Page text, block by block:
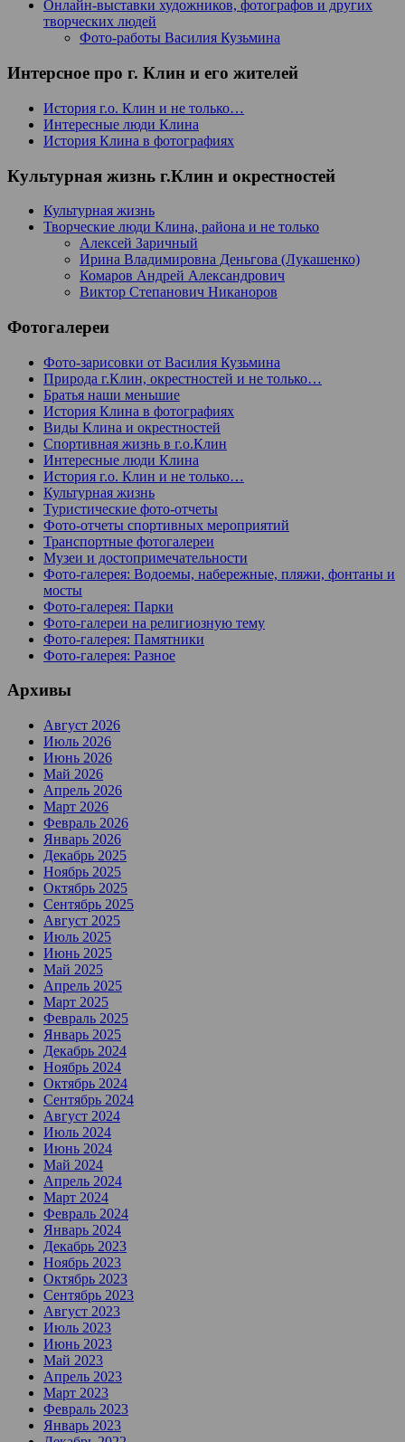
Онлайн-выставки художников, фотографов и других
творческих людей
Фото-работы Василия Кузьмина
Интерсное про г. Клин и его жителей
История г.о. Клин и не только…
Интересные люди Клина
История Клина в фотографиях
Культурная жизнь г.Клин и окрестностей
Культурная жизнь
Творческие люди Клина, района и не только
Алексей Заричный
Ирина Владимировна Деньгова (Лукашенко)
Комаров Андрей Александрович
Виктор Степанович Никаноров
Фотогалереи
Фото-зарисовки от Василия Кузьмина
Природа г.Клин, окрестностей и не только…
Братья наши меньшие
История Клина в фотографиях
Виды Клина и окрестностей
Спортивная жизнь в г.о.Клин
Интересные люди Клина
История г.о. Клин и не только…
Культурная жизнь
Туристические фото-отчеты
Фото-отчеты спортивных мероприятий
Транспортные фотогалереи
Музеи и достопримечательности
Фото-галерея: Водоемы, набережные, пляжи, фонтаны и
мосты
Фото-галерея: Парки
Фото-галереи на религиозную тему
Фото-галерея: Памятники
Фото-галерея: Разное
Архивы
Август 2026
Июль 2026
Июнь 2026
Май 2026
Апрель 2026
Март 2026
Февраль 2026
Январь 2026
Декабрь 2025
Ноябрь 2025
Октябрь 2025
Сентябрь 2025
Август 2025
Июль 2025
Июнь 2025
Май 2025
Апрель 2025
Март 2025
Февраль 2025
Январь 2025
Декабрь 2024
Ноябрь 2024
Октябрь 2024
Сентябрь 2024
Август 2024
Июль 2024
Июнь 2024
Май 2024
Апрель 2024
Март 2024
Февраль 2024
Январь 2024
Декабрь 2023
Ноябрь 2023
Октябрь 2023
Сентябрь 2023
Август 2023
Июль 2023
Июнь 2023
Май 2023
Апрель 2023
Март 2023
Февраль 2023
Январь 2023